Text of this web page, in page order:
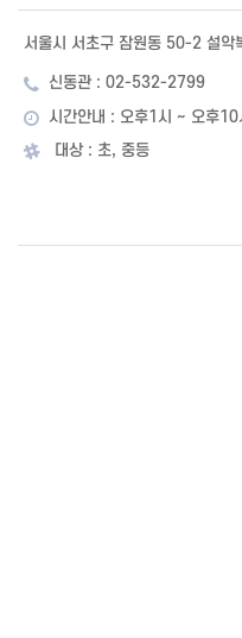
서울시 서초구 잠원동 50-2 설악
신동관 : 02-532-2799
시간안내 : 오후1시 ~ 오후10
대상 : 초, 중등